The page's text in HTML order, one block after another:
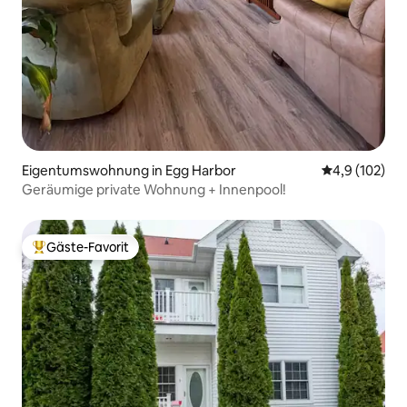
Eigentumswohnung in Egg Harbor
4,9 (102)
Geräumige private Wohnung + Innenpool!
Beliebter Gäste-Favorit.
Gäste-Favorit